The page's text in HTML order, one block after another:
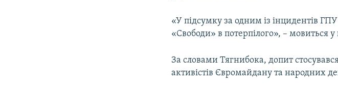
«У підсумку за одним із інцидентів
«Свободи» в потерпілого», – мовиться у
За словами Тягнибока, допит
активістів Євромайдану та народних